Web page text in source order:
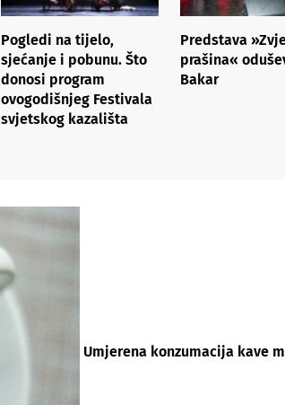
Pogledi na tijelo,
sjećanje i pobunu. Što
donosi program
ovogodišnjeg Festivala
svjetskog kazališta
Predstava
prašina«
Bakar
Umjerena konzumacija kave